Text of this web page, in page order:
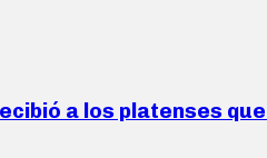
a los platenses